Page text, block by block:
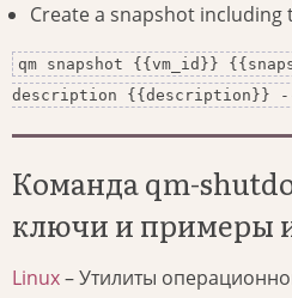
Create a snapshot including
qm snapshot {{vm_id}}
description {{description}} --
Команда qm-
ключи и примеры
Linux– Утилиты